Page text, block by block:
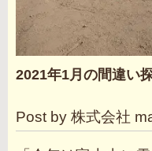
2021年1月の間違い
Post by 株式会社